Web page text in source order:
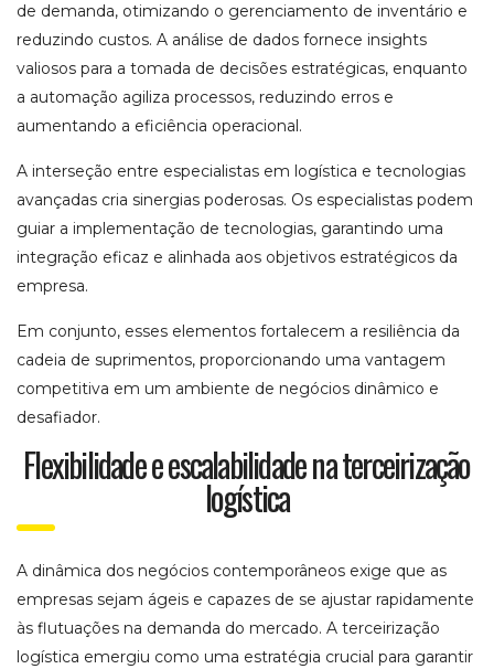
de demanda, otimizando o gerenciamento de inventário e
reduzindo custos. A análise de dados fornece insights
valiosos para a tomada de decisões estratégicas, enquanto
a automação agiliza processos, reduzindo erros e
aumentando a eficiência operacional.
A interseção entre especialistas em logística e tecnologias
avançadas cria sinergias poderosas. Os especialistas podem
guiar a implementação de tecnologias, garantindo uma
integração eficaz e alinhada aos objetivos estratégicos da
empresa.
Em conjunto, esses elementos fortalecem a resiliência da
cadeia de suprimentos, proporcionando uma vantagem
competitiva em um ambiente de negócios dinâmico e
desafiador.
Flexibilidade e escalabilidade na terceirização
logística
A dinâmica dos negócios contemporâneos exige que as
empresas sejam ágeis e capazes de se ajustar rapidamente
às flutuações na demanda do mercado. A terceirização
logística emergiu como uma estratégia crucial para garantir